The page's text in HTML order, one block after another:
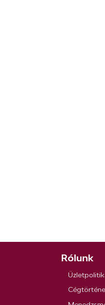
Rólunk